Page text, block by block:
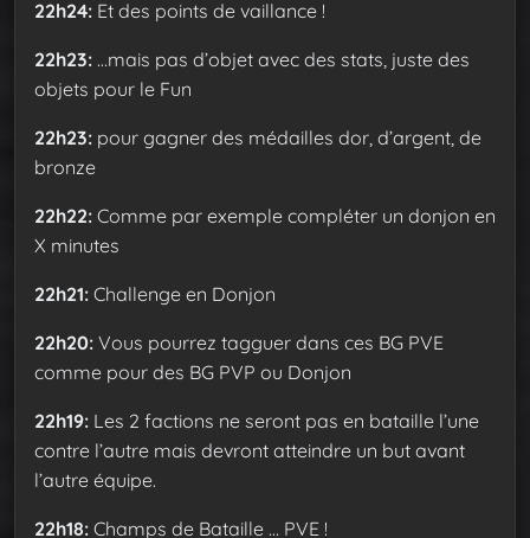
22h24: Et des points de vaillance !
22h23: …mais pas d’objet avec des stats, juste des
objets pour le Fun
22h23: pour gagner des médailles dor, d’argent, de
bronze
22h22: Comme par exemple compléter un donjon en
X minutes
22h21: Challenge en Donjon
22h20: Vous pourrez tagguer dans ces BG PVE
comme pour des BG PVP ou Donjon
22h19: Les 2 factions ne seront pas en bataille l’une
contre l’autre mais devront atteindre un but avant
l’autre équipe.
22h18: Champs de Bataille … PVE !